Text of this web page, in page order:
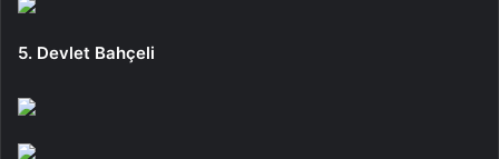
5. Devlet Bahçeli